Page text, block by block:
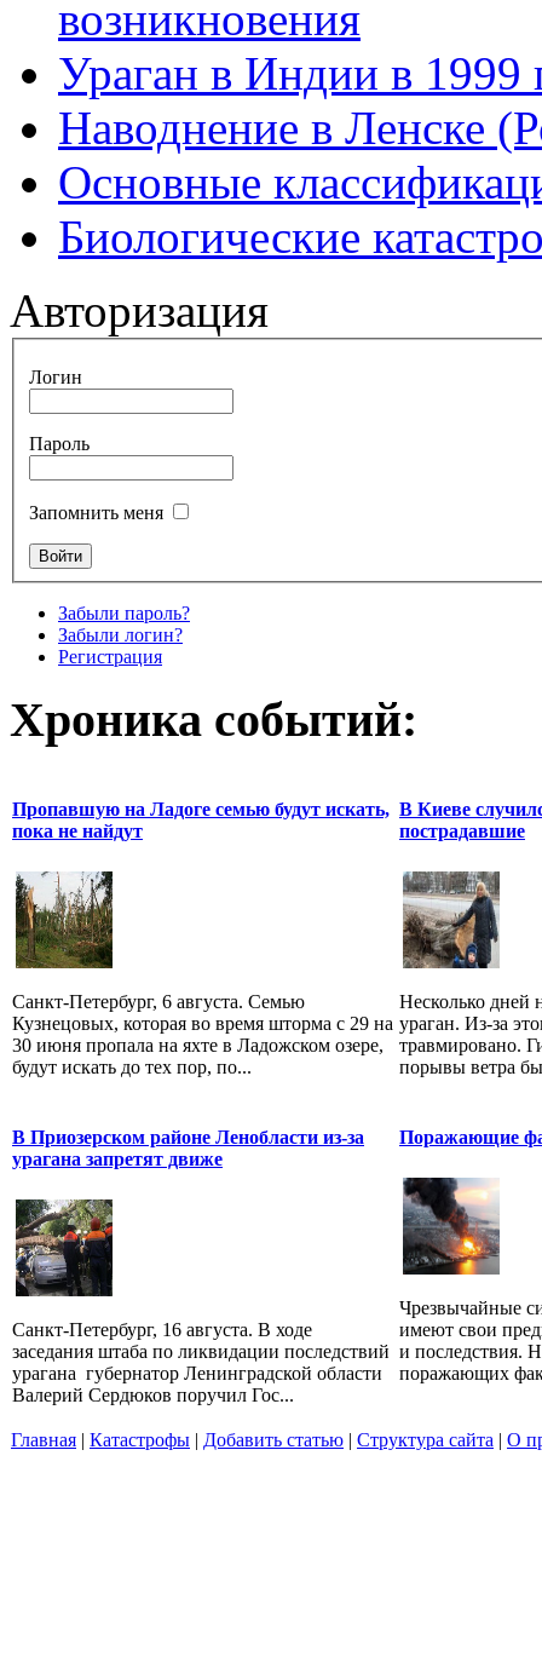
возникновения
Ураган в Индии в 1999
Наводнение в Ленске
Основные
Биологические
Авторизация
Логин
Пароль
Запомнить меня
Забыли пароль?
Забыли логин?
Регистрация
Хроника событий:
Пропавшую на Ладоге семью будут искать,
пока не найдут
Санкт-Петербург, 6 августа. Семью
Кузнецовых, которая во время шторма с 29 на
30 июня пропала на яхте в Ладожском озере,
будут искать до тех пор, по...
В Киеве
пострадавшие
Несколько дней
ураган. Из-за
травмировано.
порывы ветра
В Приозерском районе Ленобласти из-за
урагана запретят движе
Санкт-Петербург, 16 августа. В ходе
заседания штаба по ликвидации последствий
урагана губернатор Ленинградской области
Валерий Сердюков поручил Гос...
Поражающие
Чрезвычайные
имеют свои
и последствия.
поражающих
Главная | Катастрофы | Добавить статью | Структура сайта | О